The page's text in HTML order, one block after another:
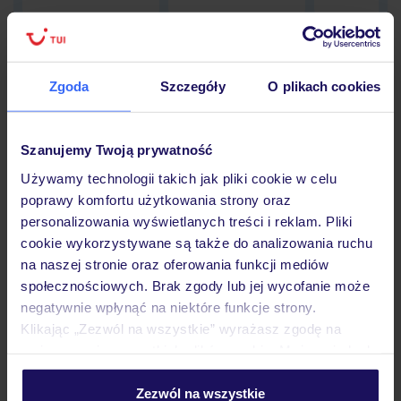
Zgoda Szczegóły O plikach cookies
Szanujemy Twoją prywatność
Używamy technologii takich jak pliki cookie w celu
poprawy komfortu użytkowania strony oraz
personalizowania wyświetlanych treści i reklam. Pliki
cookie wykorzystywane są także do analizowania ruchu
na naszej stronie oraz oferowania funkcji mediów
społecznościowych. Brak zgody lub jej wycofanie może
negatywnie wpłynąć na niektóre funkcje strony.
Klikając „Zezwól na wszystkie” wyrażasz zgodę na
personalizować swój wybór wchodząc w zakładkę
Zezwól na wszystkie
Hotel
Opinie
Pokoje
Wyżywienie
Atrakcje